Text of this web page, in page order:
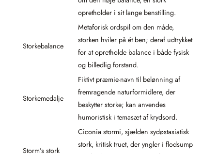
opretholder i sit lange benstilling.
Storkebalance
Metaforisk ordspil om den måde,
storken hviler på ét ben; deraf udtrykket
for at opretholde balance i både fysisk
og billedlig forstand.
Storkemedalje
Fiktivt præmie-navn til belønning af
fremragende naturformidlere, der
beskytter storke; kan anvendes
humoristisk i temasæt af krydsord.
Storm’s stork
Ciconia stormi, sjælden sydøstasiatisk
stork, kritisk truet, der yngler i flodsump